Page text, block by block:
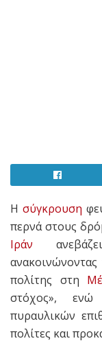
Hσύγκρουση
περνά στους
Ιράν
πολίτης στη
στόχος», ενώ
πυραυλικών
πολίτες και